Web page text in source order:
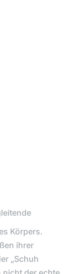
Körpers.
ihrer
„Schuh